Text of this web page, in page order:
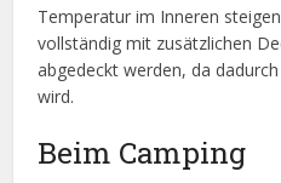
Temperatur im Inneren
vollständig mit zusätzlichen
abgedeckt werden, da
wird.
Beim Camping